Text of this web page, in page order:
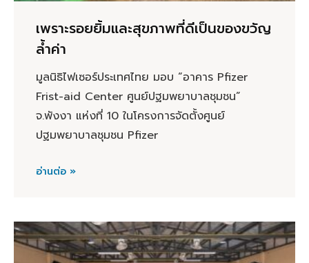
เพราะรอยยิ้มและสุขภาพที่ดีเป็นของขวัญ
ล้ำค่า
มูลนิธิไฟเซอร์ประเทศไทย มอบ “อาคาร Pfizer
Frist-aid Center ศูนย์ปฐมพยาบาลชุมชน”
จ.พังงา แห่งที่ 10 ในโครงการจัดตั้งศูนย์
ปฐมพยาบาลชุมชน Pfizer
อ่านต่อ »